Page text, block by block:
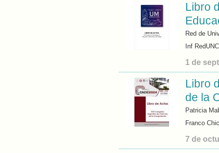
Libro
Red de
Inf
1 de
Libro
de la
Patricia
Franco
7 de